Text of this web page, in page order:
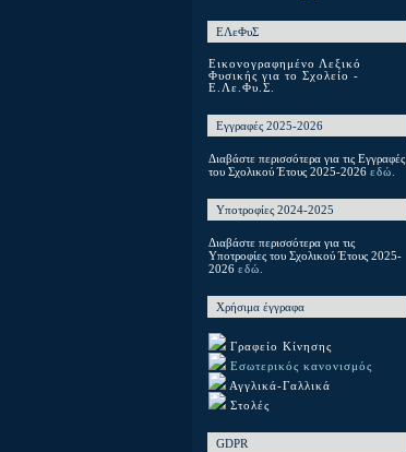
ΕΛεΦυΣ
Εικονογραφημένο Λεξικό
Φυσικής για το Σχολείο -
Ε.Λε.Φυ.Σ.
Εγγραφές 2025-2026
Διαβάστε περισσότερα για τις Εγγραφές
του Σχολικού Έτους 2025-2026 εδώ.
Υποτροφίες 2024-2025
Διαβάστε περισσότερα για τις
Υποτροφίες του Σχολικού Έτους 2025-
2026 εδώ.
Χρήσιμα έγγραφα
Γραφείο Κίνησης
Εσωτερικός κανονισμός
Αγγλικά-Γαλλικά
Στολές
GDPR